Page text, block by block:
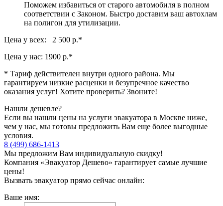
Поможем избавиться от старого автомобиля в полном
соответствии с Законом. Быстро доставим ваш автохлам
на полигон для утилизации.
Цена у всех: 2 500 р.*
Цена у нас: 1900 р.*
* Тариф действителен внутри одного района. Мы
гарантируем низкие расценки и безупречное качество
оказания услуг! Хотите проверить? Звоните!
Нашли дешевле?
Если вы нашли цены на услуги эвакуатора в Москве ниже,
чем у нас, мы готовы предложить Вам еще более выгодные
условия.
8 (499) 686-1413
Мы предложим Вам индивидуальную скидку!
Компания «Эвакуатор Дешево» гарантирует самые лучшие
цены!
Вызвать эвакуатор прямо сейчас онлайн:
Ваше имя: